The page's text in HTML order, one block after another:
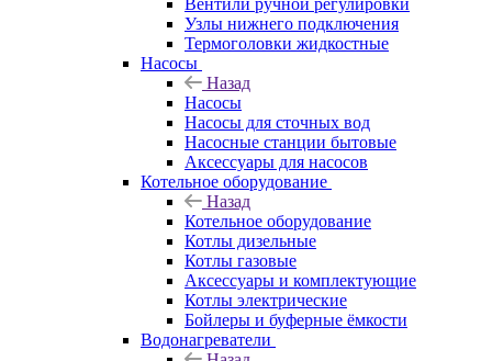
Вентили ручной регулировки
Узлы нижнего подключения
Термоголовки жидкостные
Насосы
Назад
Насосы
Насосы для сточных вод
Насосные станции бытовые
Аксессуары для насосов
Котельное оборудование
Назад
Котельное оборудование
Котлы дизельные
Котлы газовые
Аксессуары и комплектующие
Котлы электрические
Бойлеры и буферные ёмкости
Водонагреватели